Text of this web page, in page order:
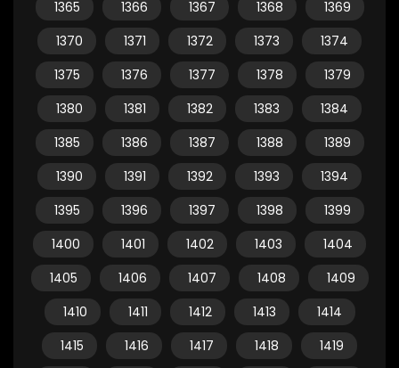
1365 1366 1367 1368
1369
1370
1371 1372 1373
1374
1375
1376 1377 1378
1379
1380
1381 1382 1383
1384
1385
1386 1387 1388
1389
1390
1391 1392 1393
1394
1395
1396 1397 1398
1399
1400
1401 1402 1403
1404
1405
1406 1407 1408
1409
1410
1411 1412 1413
1414
1415
1416 1417 1418
1419